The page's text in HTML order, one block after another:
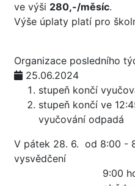
ve výši 280,-/měsíc.
Výše úplaty platí pro
Organizace posledního
25.06.2024
stupeň končí
stupeň končí ve
vyučování odpadá
V pátek 28. 6. od 8:00 -
vysvědčení
9:00 hod.